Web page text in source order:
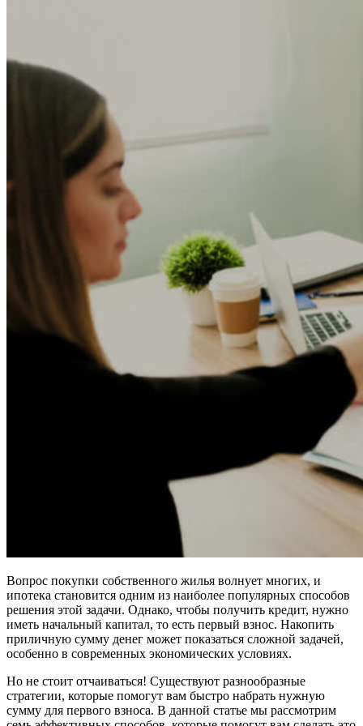
Вопрос покупки собственного жилья волнует многих, и
ипотека становится одним из наиболее популярных способов
решения этой задачи. Однако, чтобы получить кредит, нужно
иметь начальный капитал, то есть первый взнос. Накопить
приличную сумму денег может показаться сложной задачей,
особенно в современных экономических условиях.
Но не стоит отчаиваться! Существуют разнообразные
стратегии, которые помогут вам быстро набрать нужную
сумму для первого взноса. В данной статье мы рассмотрим